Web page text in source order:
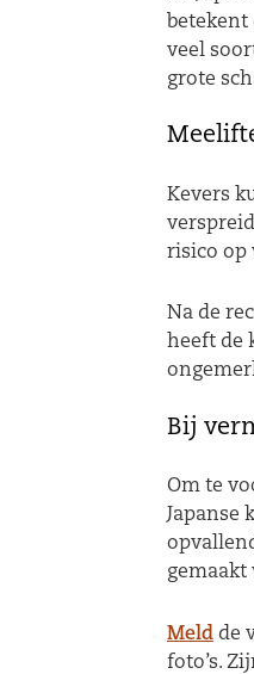
betekent
veel
grote
Kevers
risico op
Na de
heeft de
Bij
Om te
Japanse
gemaakt
Meld de
foto’s.